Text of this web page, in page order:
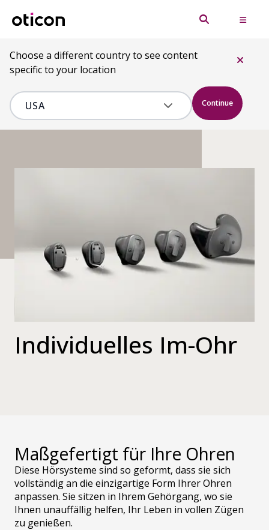
Choose a different country to see content
specific to your location
Continue
Individuelles Im-Ohr
Maßgefertigt für Ihre Ohren
Diese Hörsysteme sind so geformt, dass sie sich
vollständig an die einzigartige Form Ihrer Ohren
anpassen. Sie sitzen in Ihrem Gehörgang, wo sie
Ihnen unauffällig helfen, Ihr Leben in vollen Zügen
zu genießen.